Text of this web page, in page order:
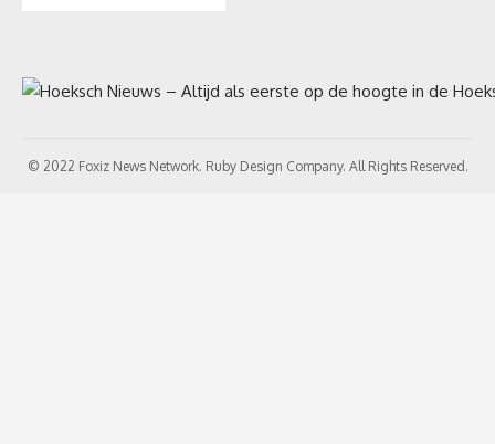
© 2022 Foxiz News Network. Ruby Design Company. All Rights Reserved.